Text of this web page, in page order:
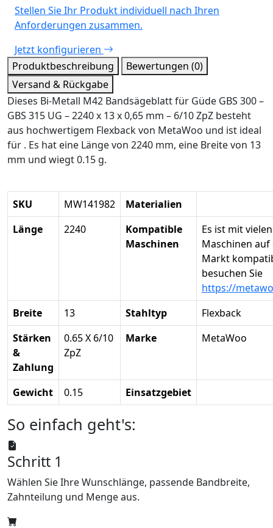
Stellen Sie Ihr Produkt individuell nach Ihren
Anforderungen zusammen.
Jetzt konfigurieren
Produktbeschreibung
Bewertungen (0)
Versand & Rückgabe
Dieses Bi-Metall M42 Bandsägeblatt für Güde GBS 300 –
GBS 315 UG – 2240 x 13 x 0,65 mm – 6/10 ZpZ besteht
aus hochwertigem Flexback von MetaWoo und ist ideal
für . Es hat eine Länge von 2240 mm, eine Breite von 13
mm und wiegt 0.15 g.
SKU MW141982
Materialien
Länge
2240
Kompatible
Maschinen
Es ist mit vielen
Maschinen auf
Markt
besuchen Sie
https://
Breite
13 Stahltyp
Flexback
Stärken
&
Zahlung
0.65 X 6/10
ZpZ
Marke MetaWoo
Gewicht 0.15 Einsatzgebiet
So einfach geht's:
Schritt 1
Wählen Sie Ihre Wunschlänge, passende Bandbreite,
Zahnteilung und Menge aus.